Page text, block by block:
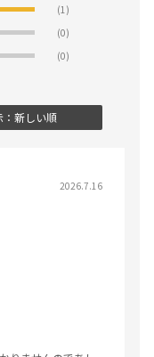
(1)
(0)
(0)
：新しい順
2026.7.16